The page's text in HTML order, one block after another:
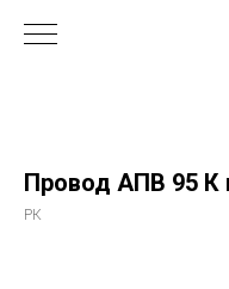
Провод АПВ 95
РК